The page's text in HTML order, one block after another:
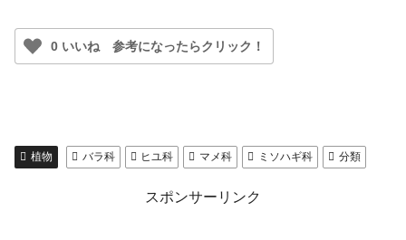
0 いいね 参考になったらクリック！
植物 バラ科 ヒユ科 マメ科 ミソハギ科 分類
スポンサーリンク